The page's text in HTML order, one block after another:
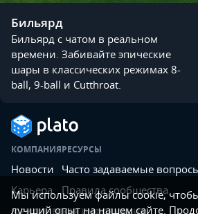
Бильярд
Бильярд с чатом в реальном
времени. Забивайте эпические
шары в классических режимах 8-
ball, 9-ball и Cutthroat.
КОМПАНИЯ
Новости
Карьера
РЕСУРСЫ
Часто задаваемые
Правила сообщества
Мы используем файлы cookie,
лучший опыт на нашем сайте.